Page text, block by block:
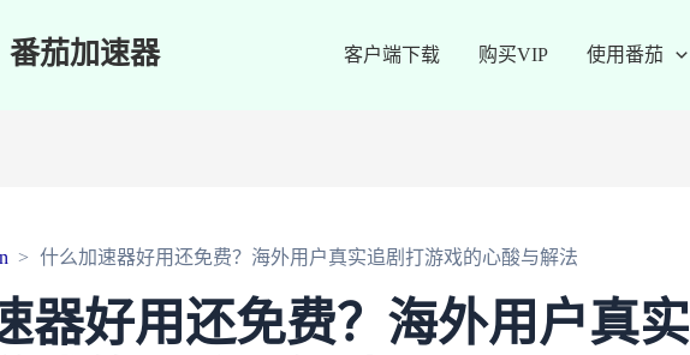
番茄加速器 客户端下载 购买VIP 使用番茄
什么加速器好用还免费？海外用户真实追剧打游戏的心酸与解法
器好用还免费？海外用户真实